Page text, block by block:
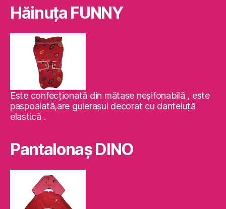
Hăinuţa FUNNY
Este confecţionată din mătase neşifonabilă , este
paspoalată,are guleraşul decorat cu danteluţă
elastică .
Pantalonaş DINO